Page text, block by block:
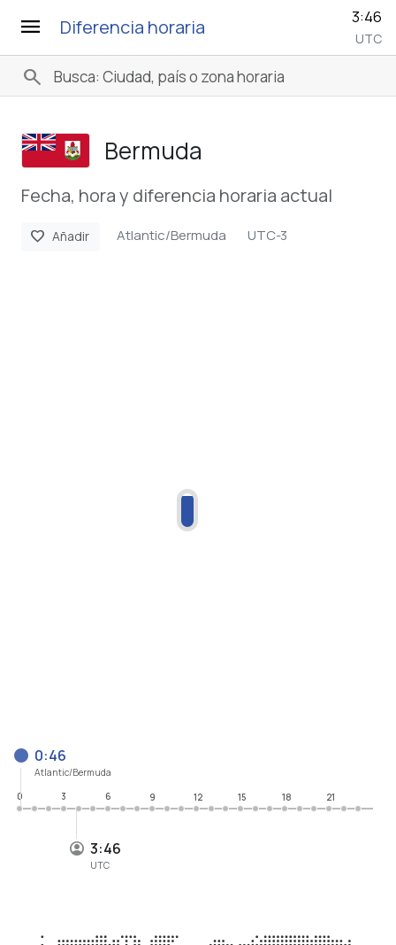
menu Diferencia horaria 3:46
UTC
search
Bermuda
Fecha, hora y diferencia horaria actual
favorite Añadir Atlantic/Bermuda UTC-3
3:46
UTC
0:46
Atlantic/Bermuda
0
3 6 9 12 15 18 21